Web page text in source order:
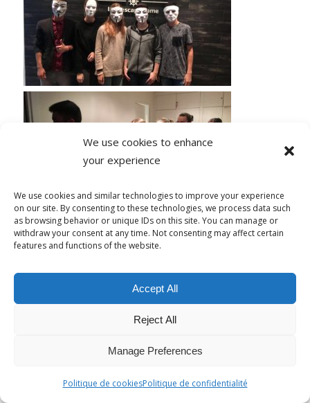
We use cookies to enhance
your experience
We use cookies and similar technologies to improve your experience
on our site. By consenting to these technologies, we process data such
as browsing behavior or unique IDs on this site. You can manage or
withdraw your consent at any time. Not consenting may affect certain
features and functions of the website.
Accept All
Reject All
Manage Preferences
Politique de cookiesPolitique de confidentialité
Jeudi, toujours étude du français, puis
Escape Game ! Les étudiants ont adoré